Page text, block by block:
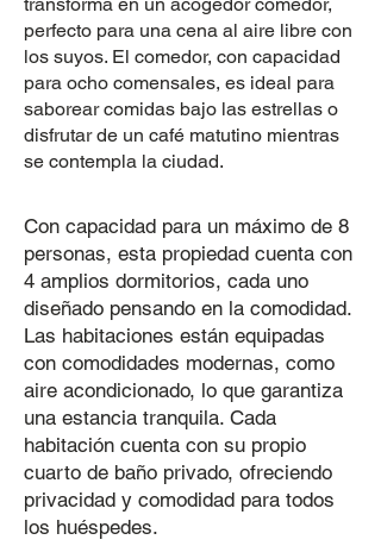
perfecto para una cena al aire libre con
los suyos. El comedor, con capacidad
para ocho comensales, es ideal para
saborear comidas bajo las estrellas o
disfrutar de un café matutino mientras
se contempla la ciudad.
Con capacidad para un máximo de 8
personas, esta propiedad cuenta con
4 amplios dormitorios, cada uno
diseñado pensando en la comodidad.
Las habitaciones están equipadas
con comodidades modernas, como
aire acondicionado, lo que garantiza
una estancia tranquila. Cada
habitación cuenta con su propio
cuarto de baño privado, ofreciendo
privacidad y comodidad para todos
los huéspedes.